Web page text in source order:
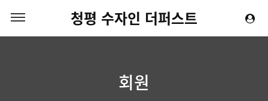
청평 수자인 더퍼스트
회원